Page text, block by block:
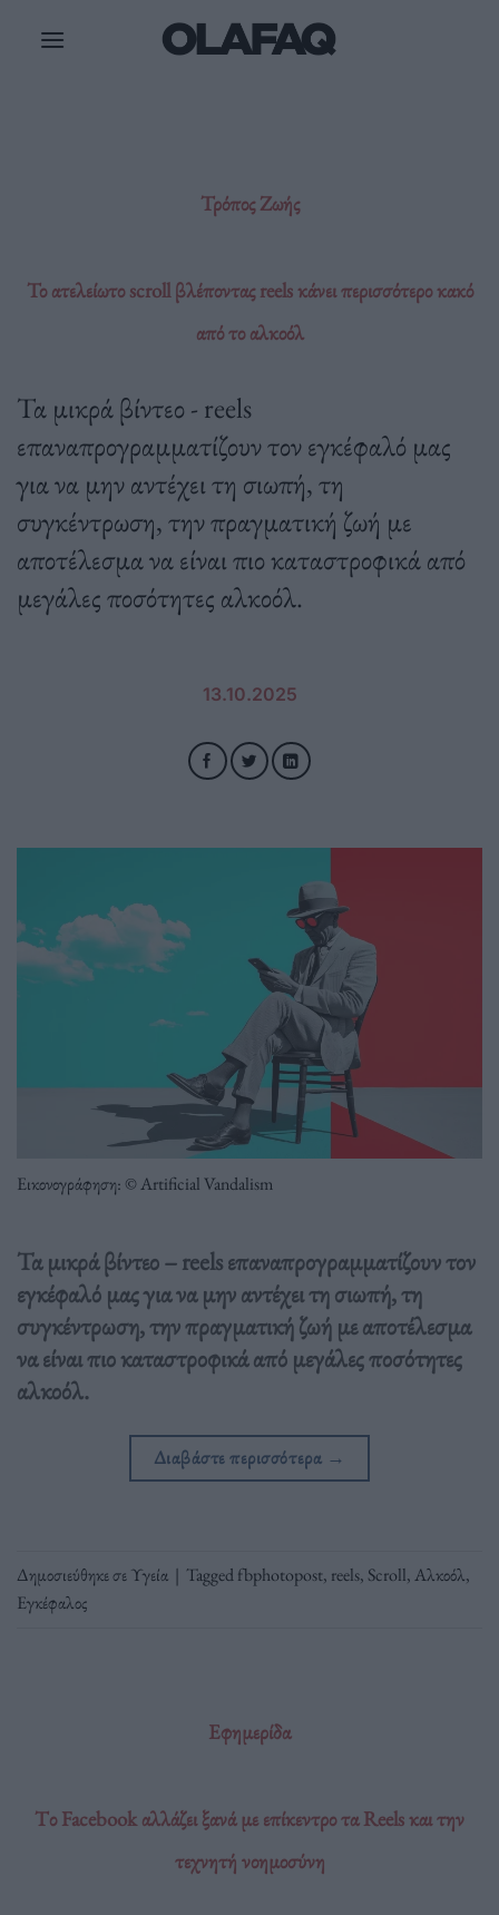
Τρόπος Ζωής
Το ατελείωτο scroll βλέποντας reels κάνει περισσότερο κακό
από το αλκοόλ
Τα μικρά βίντεο - reels
επαναπρογραμματίζουν τον εγκέφαλό μας
για να μην αντέχει τη σιωπή, τη
συγκέντρωση, την πραγματική ζωή με
αποτέλεσμα να είναι πιο καταστροφικά από
μεγάλες ποσότητες αλκοόλ.
13.10.2025
Εικονογράφηση: © Artificial Vandalism
Τα μικρά βίντεο – reels επαναπρογραμματίζουν τον
εγκέφαλό μας για να μην αντέχει τη σιωπή, τη
συγκέντρωση, την πραγματική ζωή με αποτέλεσμα
να είναι πιο καταστροφικά από μεγάλες ποσότητες
αλκοόλ.
Διαβάστε περισσότερα →
Δημοσιεύθηκε σεΥγεία | Taggedfbphotopost, reels, Scroll,Αλκοόλ,
Εγκέφαλος
Εφημερίδα
Tο Facebook αλλάζει ξανά με επίκεντρο τα Reels και την
τεχνητή νοημοσύνη